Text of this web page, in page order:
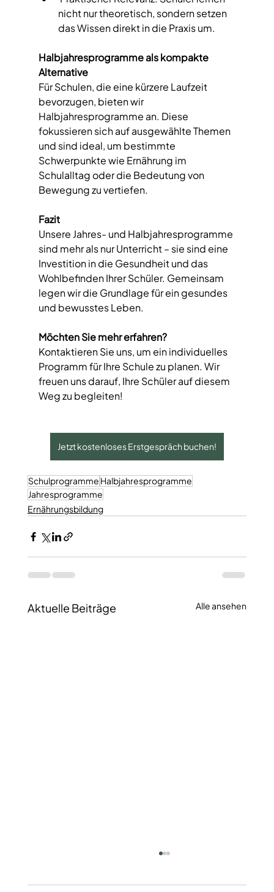
nicht nur theoretisch, sondern setzen
das Wissen direkt in die Praxis um.
Halbjahresprogramme als kompakte
Alternative
Für Schulen, die eine kürzere Laufzeit
bevorzugen, bieten wir
Halbjahresprogramme an. Diese
fokussieren sich auf ausgewählte Themen
und sind ideal, um bestimmte
Schwerpunkte wie Ernährung im
Schulalltag oder die Bedeutung von
Bewegung zu vertiefen.
Fazit
Unsere Jahres- und Halbjahresprogramme
sind mehr als nur Unterricht – sie sind eine
Investition in die Gesundheit und das
Wohlbefinden Ihrer Schüler. Gemeinsam
legen wir die Grundlage für ein gesundes
und bewusstes Leben.
Möchten Sie mehr erfahren?
Kontaktieren Sie uns, um ein individuelles
Programm für Ihre Schule zu planen. Wir
freuen uns darauf, Ihre Schüler auf diesem
Weg zu begleiten!
Jetzt kostenloses Erstgespräch buchen!
Schulprogramme Halbjahresprogramme
Jahresprogramme
Ernährungsbildung
Aktuelle Beiträge Alle ansehen